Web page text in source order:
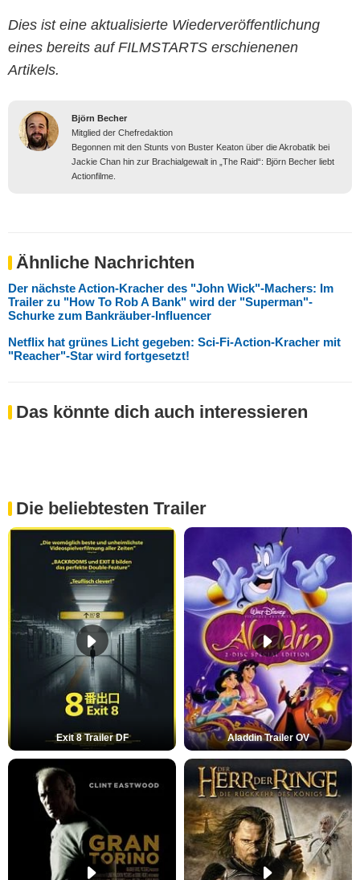
Dies ist eine aktualisierte Wiederveröffentlichung
eines bereits auf FILMSTARTS erschienenen
Artikels.
Björn Becher
Mitglied der Chefredaktion
Begonnen mit den Stunts von Buster Keaton über die Akrobatik bei
Jackie Chan hin zur Brachialgewalt in „The Raid“: Björn Becher liebt
Actionfilme.
Ähnliche Nachrichten
Der nächste Action-Kracher des "John Wick"-Machers: Im
Trailer zu "How To Rob A Bank" wird der "Superman"-
Schurke zum Bankräuber-Influencer
Netflix hat grünes Licht gegeben: Sci-Fi-Action-Kracher mit
"Reacher"-Star wird fortgesetzt!
Das könnte dich auch interessieren
Die beliebtesten Trailer
Exit 8 Trailer DF Aladdin Trailer OV